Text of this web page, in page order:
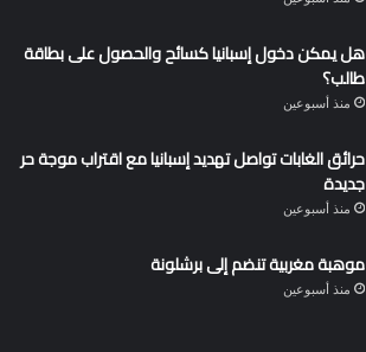
هل يمكن دخول إسبانيا كسائح والحصول على بطاقة
طالب؟
منذ أسبوعين
حرائق الغابات تواصل تهديد إسبانيا مع اقتراب موجة حر
جديدة
منذ أسبوعين
موهبة مغربية تنضم إلى برشلونة
منذ أسبوعين